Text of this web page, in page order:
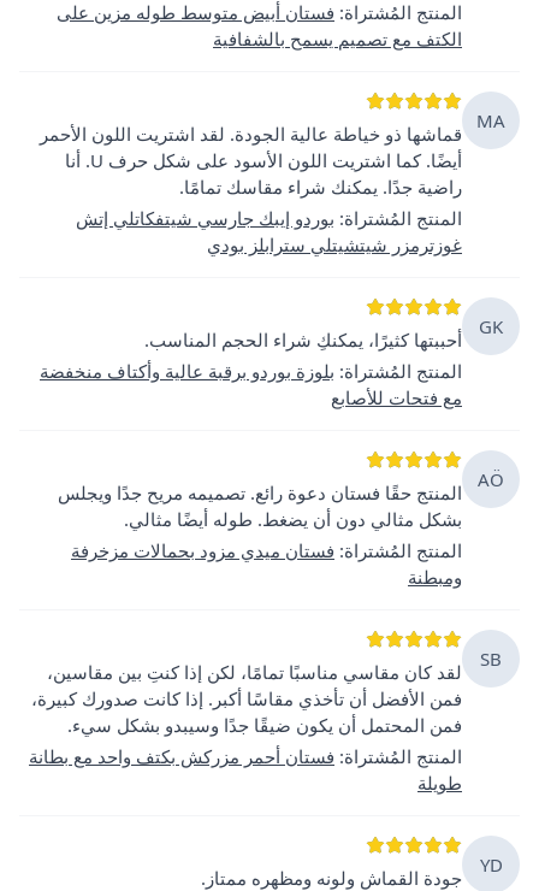
المنتج المُشتراة: فستان أبيض متوسط طوله مزين على
الكتف مع تصميم يسمح بالشفافية
MA
قماشها ذو خياطة عالية الجودة. لقد اشتريت اللون الأحمر
أيضًا. كما اشتريت اللون الأسود على شكل حرف U. أنا
راضية جدًا. يمكنك شراء مقاسك تمامًا.
المنتج المُشتراة: بوردو إيبك جارسي شيتفكاتلي إتش
غوزترمزر شيتشيتلي سترابلز بودي
GK
أحببتها كثيرًا، يمكنكِ شراء الحجم المناسب.
المنتج المُشتراة: بلوزة بوردو برقبة عالية وأكتاف منخفضة
مع فتحات للأصابع
AÖ
المنتج حقًا فستان دعوة رائع. تصميمه مريح جدًا ويجلس
بشكل مثالي دون أن يضغط. طوله أيضًا مثالي.
المنتج المُشتراة: فستان ميدي مزود بحمالات مزخرفة
ومبطنة
SB
لقد كان مقاسي مناسبًا تمامًا، لكن إذا كنتِ بين مقاسين،
فمن الأفضل أن تأخذي مقاسًا أكبر. إذا كانت صدورك كبيرة،
فمن المحتمل أن يكون ضيقًا جدًا وسيبدو بشكل سيء.
المنتج المُشتراة: فستان أحمر مزركش بكتف واحد مع بطانة
طويلة
YD
جودة القماش ولونه ومظهره ممتاز.